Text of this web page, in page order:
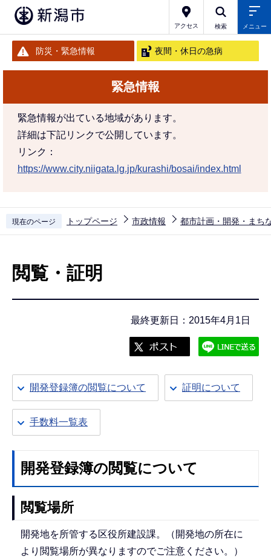
アクセス 検索 メニュー
防災・緊急情報 夜間・休日の急病
緊急情報
緊急情報が出ている地域があります。
詳細は下記リンクで公開しています。
リンク：
https://www.city.niigata.lg.jp/kurashi/bosai/index.html
現在のページ トップページ 市政情報 都市計画・開発・まち
閲覧・証明
最終更新日：2015年4月1日
開発登録簿の閲覧について 証明について
手数料一覧表
開発登録簿の閲覧について
閲覧場所
開発地を所管する区役所建設課。（開発地の所在に
より閲覧場所が異なりますのでご注意ください。）